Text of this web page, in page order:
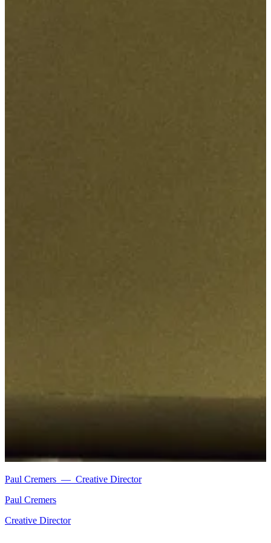
Paul Cremers — Creative Director
Paul Cremers
Creative Director